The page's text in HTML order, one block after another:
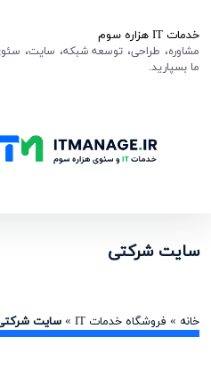
خدمات IT هزاره سوم
مشاوره، طراحی، توسعه شبکه، سایت،
ما بسپارید.
سایت شرکتی
خانه » فروشگاه خدمات IT »سایت